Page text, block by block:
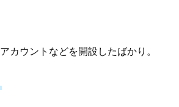
カウントなどを開設したばかり。